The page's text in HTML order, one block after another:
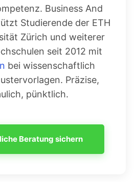
Business And
Studierende der ETH
Zürich und weiterer
seit 2012 mit
bei wissenschaftlich
Präzise,
pünktlich.
Beratung sichern